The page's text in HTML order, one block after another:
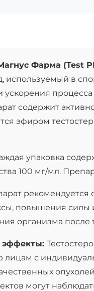
Фарма (Test
используемый в
процесса
содержит
эфиром
упаковка
100 мг/мл.
рекомендуется
повышения силы
организма после
эффекты:
лицам с
могут